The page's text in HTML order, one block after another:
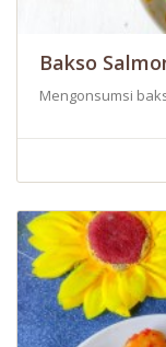
Bakso
Mengonsumsi